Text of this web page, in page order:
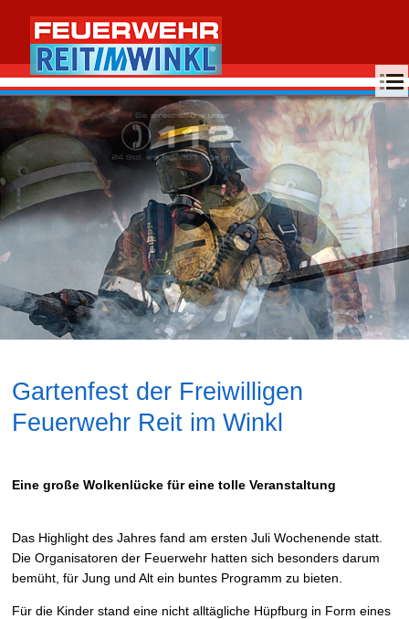
MENU
Gartenfest der Freiwilligen
Feuerwehr Reit im Winkl
Eine große Wolkenlücke für eine tolle Veranstaltung
Das Highlight des Jahres fand am ersten Juli Wochenende statt.
Die Organisatoren der Feuerwehr hatten sich besonders darum
bemüht, für Jung und Alt ein buntes Programm zu bieten.
Für die Kinder stand eine nicht alltägliche Hüpfburg in Form eines